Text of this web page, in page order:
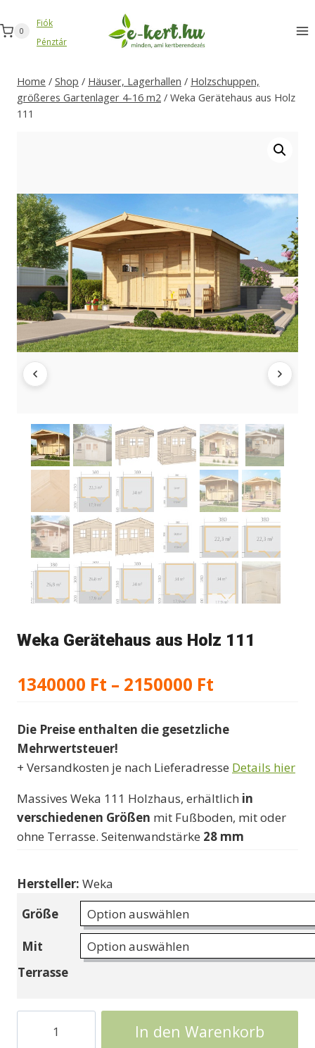
Inhalt
springen
0
Fiók
Pénztár
Home / Shop / Häuser, Lagerhallen / Holzschuppen,
größeres Gartenlager 4-16 m2 / Weka Gerätehaus aus Holz
111
Weka Gerätehaus aus Holz 111
1340000 Ft – 2150000 Ft
bis
2150000 Ft
Die Preise enthalten die gesetzliche
Mehrwertsteuer!
+ Versandkosten je nach Lieferadresse Details hier
Massives Weka 111 Holzhaus, erhältlich in
verschiedenen Größen mit Fußboden, mit oder
ohne Terrasse. Seitenwandstärke 28 mm
Hersteller: Weka
Größe
Mit
Terrasse
Gerätehaus
In den Warenkorb